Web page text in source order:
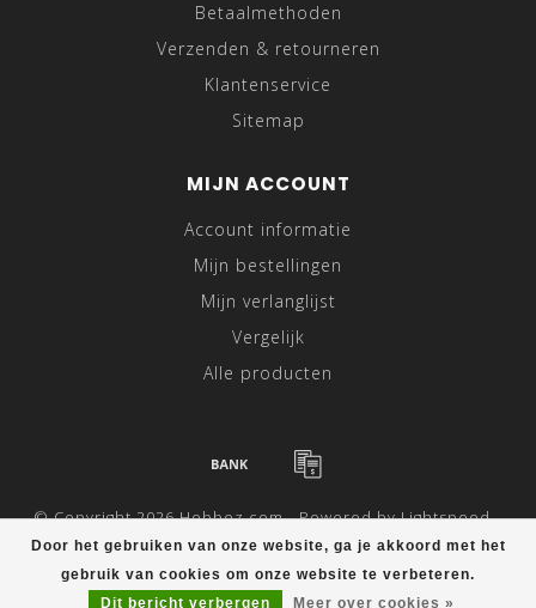
Door het gebruiken van onze website, ga je akkoord met het
gebruik van cookies om onze website te verbeteren.
Dit bericht verbergen
Meer over cookies »
Betaalmethoden
Verzenden & retourneren
Klantenservice
Sitemap
MIJN ACCOUNT
Account informatie
Mijn bestellingen
Mijn verlanglijst
Vergelijk
Alle producten
© Copyright 2026 Hebbez.com - Powered byLightspeed-
Theme byDyvelopment